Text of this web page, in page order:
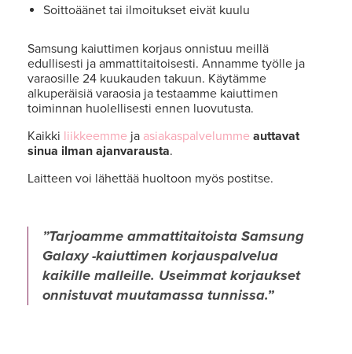
Soittoäänet tai ilmoitukset eivät kuulu
Samsung kaiuttimen korjaus onnistuu meillä
edullisesti ja ammattitaitoisesti. Annamme työlle ja
varaosille 24 kuukauden takuun. Käytämme
alkuperäisiä varaosia ja testaamme kaiuttimen
toiminnan huolellisesti ennen luovutusta.
Kaikki liikkeemme ja asiakaspalvelumme auttavat
sinua ilman ajanvarausta.
Laitteen voi lähettää huoltoon myös postitse.
Tarjoamme ammattitaitoista Samsung
Galaxy -kaiuttimen korjauspalvelua
kaikille malleille. Useimmat korjaukset
onnistuvat muutamassa tunnissa.